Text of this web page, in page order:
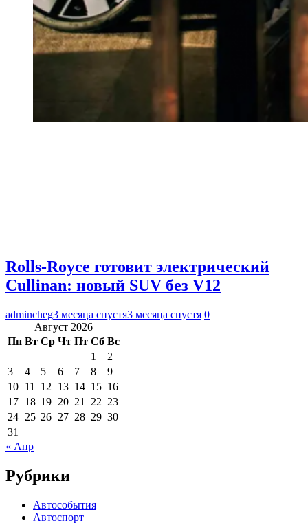
Rolls-Royce готовит электрический
Cullinan: новый SUV без V12
admincheg3 месяца спустя3 месяца спустя 0
Август 2026
Пн Вт Ср Чт Пт Сб Вс
1
2
3
4 5 6 7 8
9
10 11 12 13 14 15 16
17 18 19 20 21 22 23
24 25 26 27 28 29 30
31
« Апр
Рубрики
Автособытия
Автоспорт